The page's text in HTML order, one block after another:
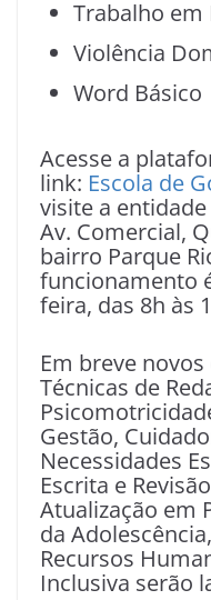
Trabalho em
Violência
Word Básico
Acesse a
link: Escola de
visite a
Av. Comercial,
bairro Parque
funcionamento
feira, das 8h às
Em breve
Técnicas de
Gestão,
Necessidades
Escrita e
Atualização em
da
Recursos
Inclusiva serão